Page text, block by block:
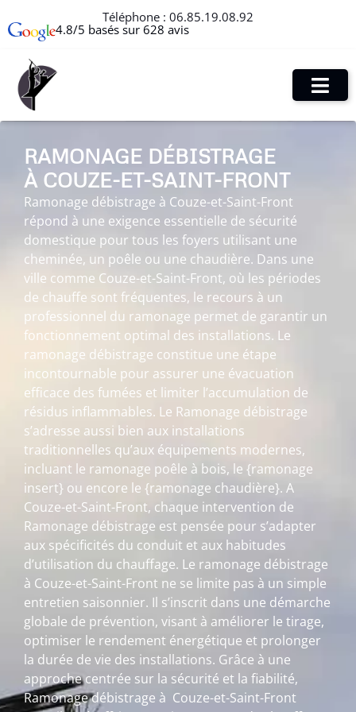
Téléphone : 06.85.19.08.92
4.8/5 basés sur 628 avis
RAMONAGE DÉBISTRAGE
À COUZE-ET-SAINT-FRONT
Ramonage débistrage à Couze-et-Saint-Front
répond à une exigence essentielle de sécurité
domestique pour tous les foyers utilisant une
cheminée, un poêle ou une chaudière. Dans une
ville comme Couze-et-Saint-Front, où les périodes
de chauffe sont fréquentes, le recours à un
professionnel du ramonage permet de garantir un
fonctionnement optimal des installations. Le
ramonage débistrage constitue une étape
incontournable pour assurer une évacuation
efficace des fumées et limiter l’accumulation de
résidus inflammables. Le Ramonage débistrage
s’adresse aussi bien aux installations
traditionnelles qu’aux équipements modernes,
incluant le ramonage poêle à bois, le {ramonage
insert} ou encore le {ramonage chaudière}. A
Couze-et-Saint-Front, chaque intervention de
Ramonage débistrage est pensée pour s’adapter
aux spécificités du conduit et aux habitudes
d’utilisation du chauffage. Le ramonage débistrage
à Couze-et-Saint-Front ne se limite pas à un simple
entretien saisonnier. Il s’inscrit dans une démarche
globale de prévention, visant à améliorer le tirage,
optimiser le rendement énergétique et prolonger
la durée de vie des installations. Grâce à une
approche centrée sur la sécurité et la fiabilité,
Ramonage débistrage à Couze-et-Saint-Front